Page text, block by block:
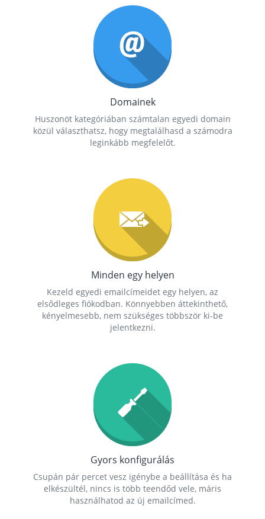
Domainek
Huszonöt kategóriában számtalan egyedi domain
közül választhatsz, hogy megtalálhasd a számodra
leginkább megfelelőt.
Minden egy helyen
Kezeld egyedi emailcímeidet egy helyen, az
elsődleges fiókodban. Könnyebben áttekinthető,
kényelmesebb, nem szükséges többször ki-be
jelentkezni.
Gyors konfigurálás
Csupán pár percet vesz igénybe a beállítása és ha
elkészültél, nincs is több teendőd vele, máris
használhatod az új emailcímed.